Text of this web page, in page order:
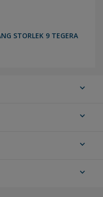
STORLEK 9 TEGERA
expand_more
expand_more
expand_more
expand_more